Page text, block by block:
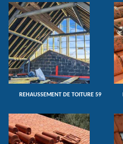
REHAUSSEMENT DE TOITURE 59